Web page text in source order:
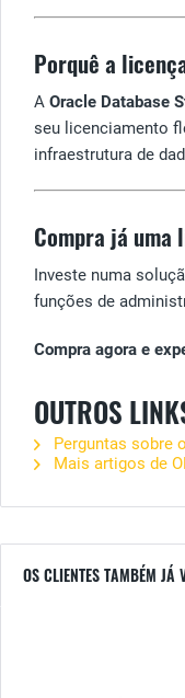
Porquê a
A Oracle Database
seu licenciamento
infraestrutura de
Compra já uma
Investe numa
funções de
Compra agora e
OUTROS
Perguntas sobre
Mais artigos de
OS CLIENTES TAMBÉM JÁ